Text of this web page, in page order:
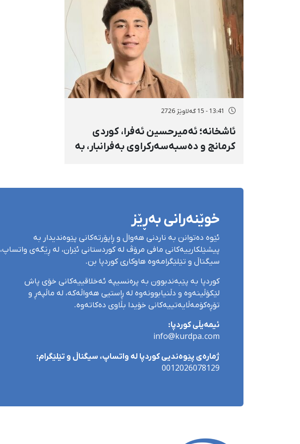
کەس زیادی کرد
13:41 - 15 گەلاوێژ 2726
ئاشخانە؛ ئەمیرحسین ئەفرا، کوردی
کرمانج و دەسبەسەرکراوی بەفرانبار، بە
خوێنەرانی بەڕێز
ئێوە دەتوانن بە ناردنی هەواڵ و ڕاپۆرتەکانی پێوەندیدار بە
پیشێلکارییەکانی مافی مرۆڤ لە کوردستانی ئێران، لە ڕێگەی واتساپ،
سیگناڵ و تێلێگرامەوە هاوکاری کوردپا بن.
کوردپا بە پێبەندبوون بە پرەنسیپە ئەخلاقییەکانی خۆی پاش
لێکۆڵینەوە و دڵنیابوونەوە لە ڕاستیی هەواڵەکە، لە ماڵپەڕ و
تۆڕەکۆمەڵایەتییەکانی خۆیدا بڵاوی دەکاتەوە.
ئیمەیڵی کوردپا:
info@kurdpa.com
ژمارەی پێوەندیی کوردپا لە واتساپ، سیگناڵ و تێلێگرام:
0012026078129